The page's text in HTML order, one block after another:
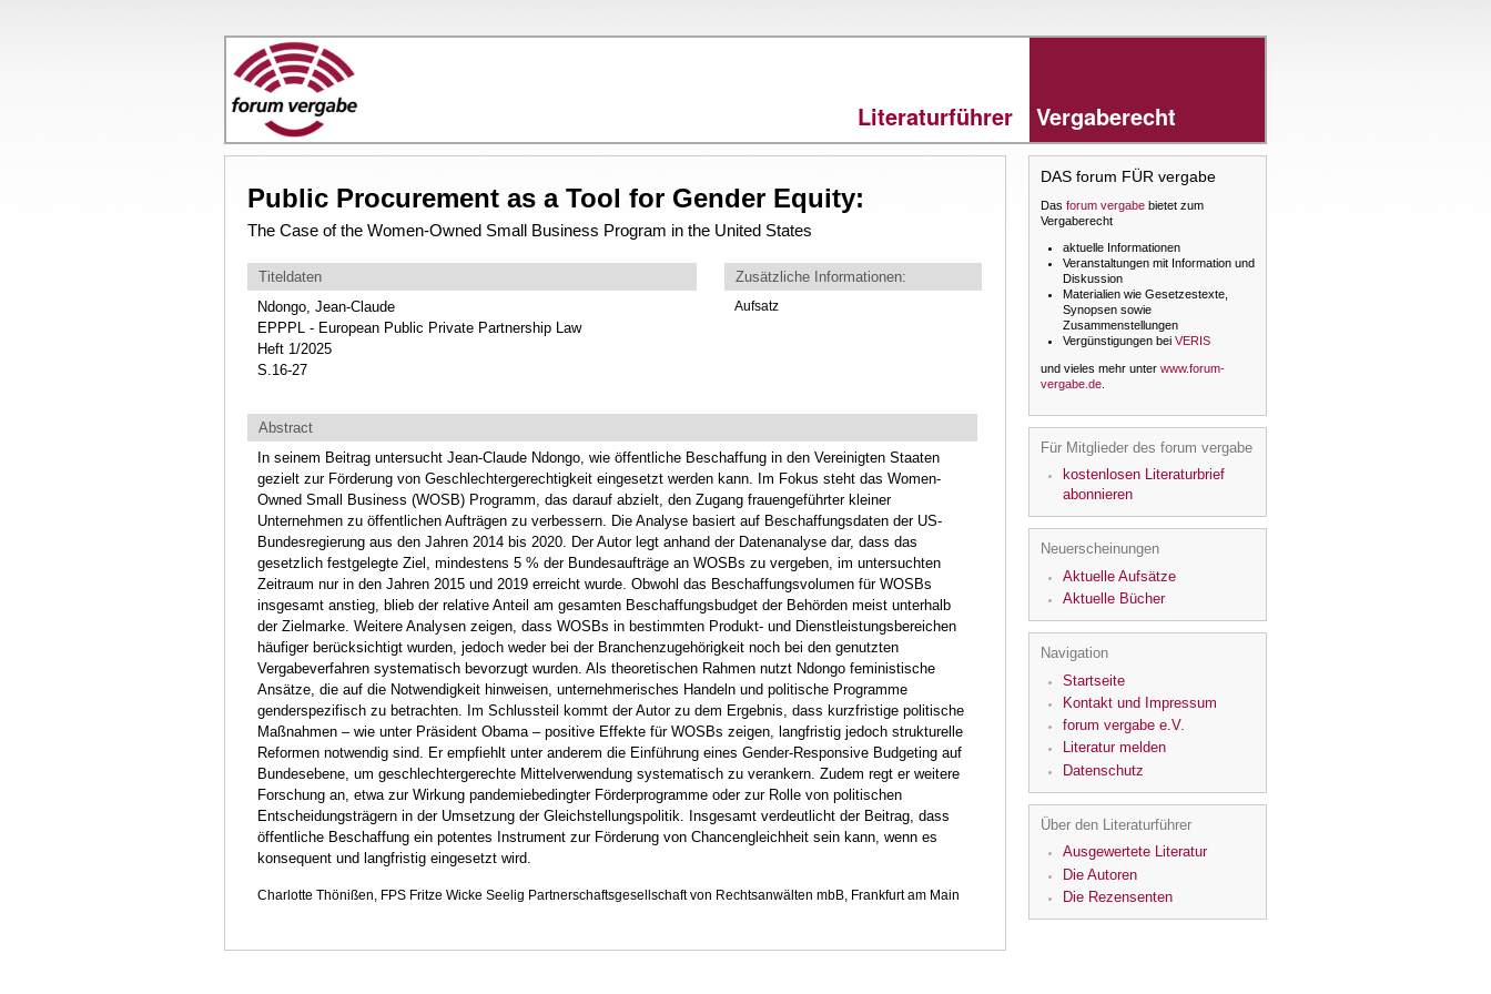
Literaturführer Vergaberecht
Public Procurement as a Tool for Gender Equity:
The Case of the Women-Owned Small Business Program in the United States
Titeldaten
Ndongo, Jean-Claude
EPPPL - European Public Private Partnership Law
Heft 1/2025
S.16-27
Zusätzliche Informationen:
Aufsatz
Abstract
In seinem Beitrag untersucht Jean-Claude Ndongo, wie öffentliche Beschaffung in den Vereinigten Staaten
gezielt zur Förderung von Geschlechtergerechtigkeit eingesetzt werden kann. Im Fokus steht das Women-
Owned Small Business (WOSB) Programm, das darauf abzielt, den Zugang frauengeführter kleiner
Unternehmen zu öffentlichen Aufträgen zu verbessern. Die Analyse basiert auf Beschaffungsdaten der US-
Bundesregierung aus den Jahren 2014 bis 2020. Der Autor legt anhand der Datenanalyse dar, dass das
gesetzlich festgelegte Ziel, mindestens 5 % der Bundesaufträge an WOSBs zu vergeben, im untersuchten
Zeitraum nur in den Jahren 2015 und 2019 erreicht wurde. Obwohl das Beschaffungsvolumen für WOSBs
insgesamt anstieg, blieb der relative Anteil am gesamten Beschaffungsbudget der Behörden meist unterhalb
der Zielmarke. Weitere Analysen zeigen, dass WOSBs in bestimmten Produkt- und Dienstleistungsbereichen
häufiger berücksichtigt wurden, jedoch weder bei der Branchenzugehörigkeit noch bei den genutzten
Vergabeverfahren systematisch bevorzugt wurden. Als theoretischen Rahmen nutzt Ndongo feministische
Ansätze, die auf die Notwendigkeit hinweisen, unternehmerisches Handeln und politische Programme
genderspezifisch zu betrachten. Im Schlussteil kommt der Autor zu dem Ergebnis, dass kurzfristige politische
Maßnahmen – wie unter Präsident Obama – positive Effekte für WOSBs zeigen, langfristig jedoch strukturelle
Reformen notwendig sind. Er empfiehlt unter anderem die Einführung eines Gender-Responsive Budgeting auf
Bundesebene, um geschlechtergerechte Mittelverwendung systematisch zu verankern. Zudem regt er weitere
Forschung an, etwa zur Wirkung pandemiebedingter Förderprogramme oder zur Rolle von politischen
Entscheidungsträgern in der Umsetzung der Gleichstellungspolitik. Insgesamt verdeutlicht der Beitrag, dass
öffentliche Beschaffung ein potentes Instrument zur Förderung von Chancengleichheit sein kann, wenn es
konsequent und langfristig eingesetzt wird.
Charlotte Thönißen, FPS Fritze Wicke Seelig Partnerschaftsgesellschaft von Rechtsanwälten mbB, Frankfurt am Main
DAS forum FÜR vergabe
Das forum vergabe bietet zum
Vergaberecht
aktuelle Informationen
Veranstaltungen mit Information und
Diskussion
Materialien wie Gesetzestexte,
Synopsen sowie
Zusammenstellungen
Vergünstigungen bei VERIS
und vieles mehr unter www.forum-
vergabe.de
Für Mitglieder des forum vergabe
kostenlosen Literaturbrief
abonnieren
Neuerscheinungen
Aktuelle Aufsätze
Aktuelle Bücher
Navigation
Startseite
Kontakt und Impressum
forum vergabe e.V.
Literatur melden
Datenschutz
Über den Literaturführer
Ausgewertete Literatur
Die Autoren
Die Rezensenten